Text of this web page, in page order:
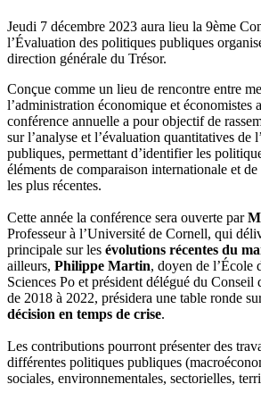
Jeudi 7 décembre 2023 aura lieu la 9ème
l’Évaluation des politiques publiques
direction générale du Trésor.
Conçue comme un lieu de rencontre entre
l’administration économique et économistes
conférence annuelle a pour objectif de
sur l’analyse et l’évaluation quantitatives de
publiques, permettant d’identifier les
éléments de comparaison internationale et
les plus récentes.
Cette année la conférence sera ouverte par
Professeur à l’Université de Cornell, qui
principale sur les évolutions récentes du
ailleurs, Philippe Martin, doyen de l’École
Sciences Po et président délégué du
de 2018 à 2022, présidera une table ronde
décision en temps de crise.
Les contributions pourront présenter des
différentes politiques publiques
sociales, environnementales, sectorielles,